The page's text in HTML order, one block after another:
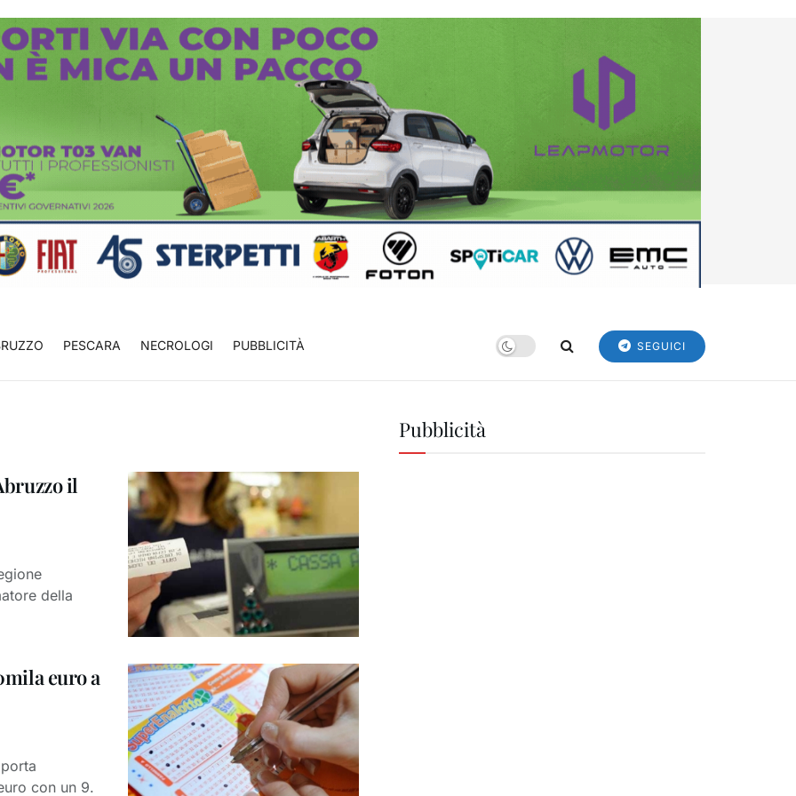
PESCARA NECROLOGI PUBBLICITÀ SEGUICI
il
della
euro a
con un 9.
Pubblicità